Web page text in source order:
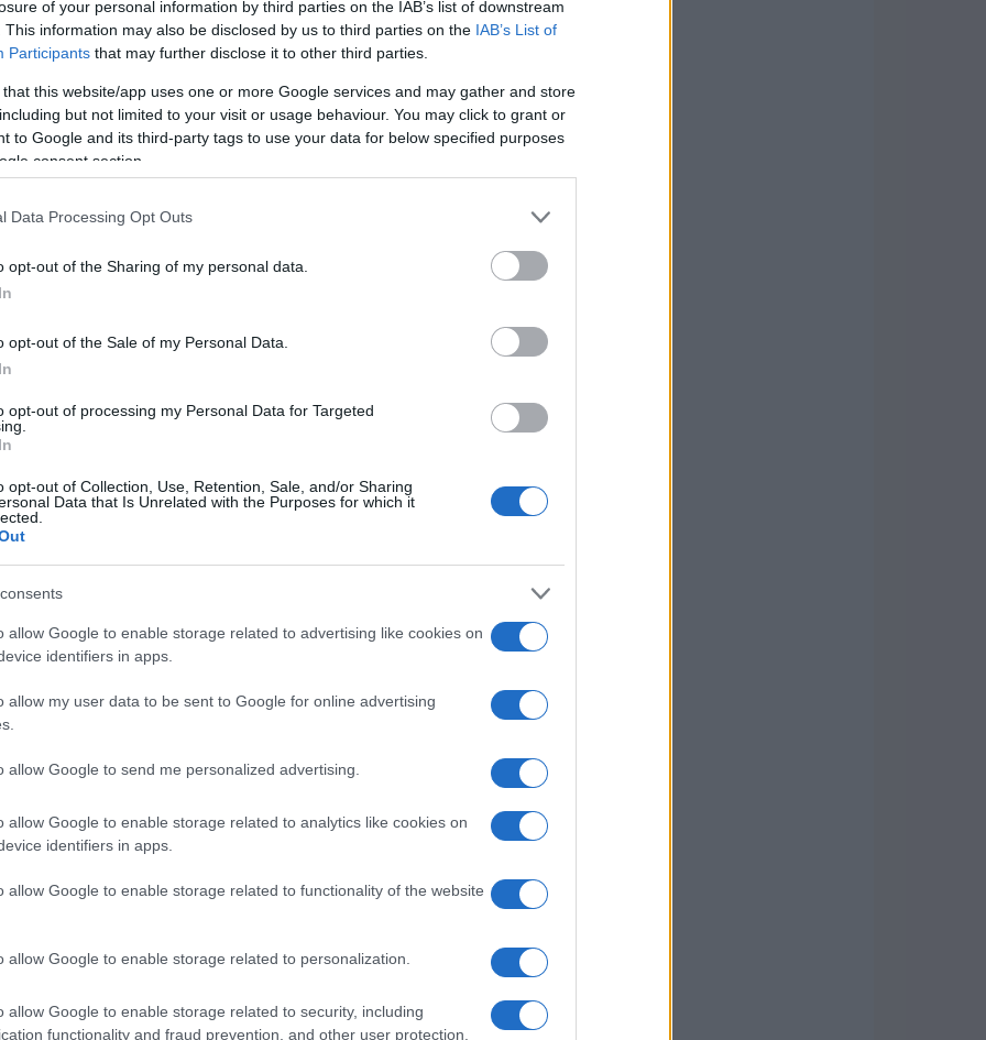
of your personal information by third parties on the IAB’s list of downstream
This information may also be disclosed by us to third parties on the IAB’s List of
Participants that may further disclose it to other third parties.
that this website/app uses one or more Google services and may gather and store
but not limited to your visit or usage behaviour. You may click to grant or
to Google and its third-party tags to use your data for below specified purposes
consent section.
Data Processing Opt Outs
opt-out of the Sharing of my personal data.
opt-out of the Sale of my Personal Data.
opt-out of processing my Personal Data for Targeted
opt-out of Collection, Use, Retention, Sale, and/or Sharing
Data that Is Unrelated with the Purposes for which it
allow Google to enable storage related to advertising like cookies on
identifiers in apps.
allow my user data to be sent to Google for online advertising
allow Google to send me personalized advertising.
allow Google to enable storage related to analytics like cookies on
identifiers in apps.
allow Google to enable storage related to functionality of the website
allow Google to enable storage related to personalization.
allow Google to enable storage related to security, including
functionality and fraud prevention, and other user protection.
tutta la famiglia
e di gioia, un’opportunità per riunirsi con i
Per le famiglie con bambini, è
sia non solo divertente, ma anche
offre una vasta gamma di film e
serata in un’esperienza indimenticabile. Con
ai live-action, c’è qualcosa per tutti.
intrattenere i più piccoli. Titoli come “Il Re
non solo fanno sognare i bambini, ma anche
e meraviglia. Puoi organizzare una
a indovinare le canzoni o a cantarle